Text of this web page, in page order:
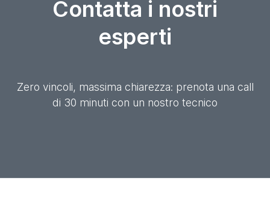
Contatta i nostri
esperti
Zero vincoli, massima chiarezza: prenota una call
di 30 minuti con un nostro tecnico